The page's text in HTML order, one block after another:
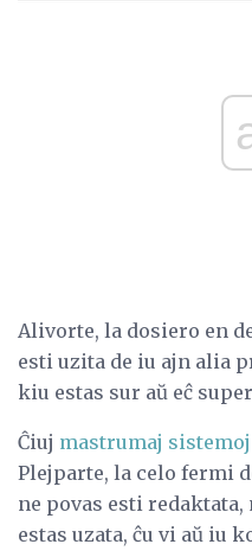
Alivorte, la dosiero en
esti uzita de iu ajn alia
kiu estas sur aŭ eĉ
Ĉiuj mastrumaj sistemoj
Plejparte, la celo fermi
ne povas esti
estas uzata, ĉu vi aŭ iu